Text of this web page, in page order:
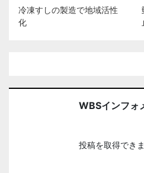
冷凍すしの製造で地域活性
化
WBSインフォ
投稿を取得でき